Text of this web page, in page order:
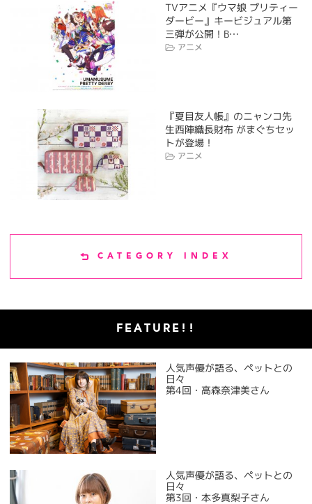
TVアニメ『ウマ娘 プリティー
ダービー』キービジュアル第
三弾が公開！B…
アニメ
『夏目友人帳』のニャンコ先
生西陣織長財布 がまぐちセッ
トが登場！
アニメ
CATEGORY INDEX
FEATURE!!
人気声優が語る、ペットとの
日々
第4回・高森奈津美さん
人気声優が語る、ペットとの
日々
第3回・本多真梨子さん